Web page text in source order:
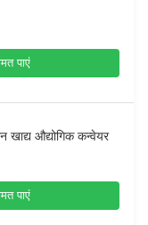
पाएं
औद्योगिक कन्वेयर
पाएं